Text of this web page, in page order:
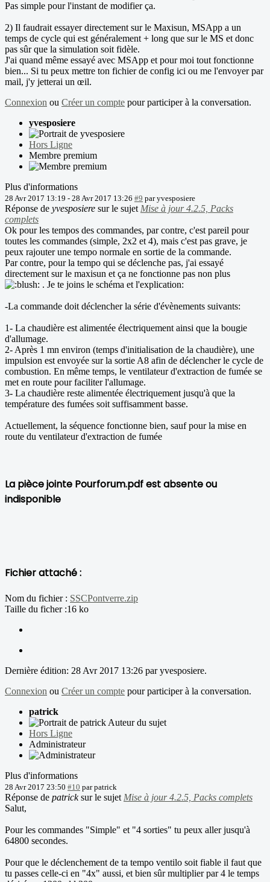
Pas simple pour l'instant de modifier ça.
2) Il faudrait essayer directement sur le Maxisun, MSApp a un
temps de cycle qui est généralement + long que sur le MS et donc
pas sûr que la simulation soit fidèle.
J'ai quand même essayé avec MSApp et pour moi tout fonctionne
bien... Si tu peux mettre ton fichier de config ici ou me l'envoyer par
mail, j'y jetterai un œil.
Connexion ou Créer un compte pour participer à la conversation.
yvesposiere
Hors Ligne
Membre premium
Plus d'informations
28 Avr 2017 13:19 - 28 Avr 2017 13:26 #9 paryvesposiere
Réponse de yvesposiere sur le sujet Mise à jour 4.2.5, Packs
complets
Ok pour les tempos des commandes, par contre, c'est pareil pour
toutes les commandes (simple, 2x2 et 4), mais c'est pas grave, je
peux rajouter une tempo normale en sortie de la commande.
Par contre, pour la tempo qui se déclenche pas, j'ai essayé
directement sur le maxisun et ça ne fonctionne pas non plus
. Je te joins le schéma et l'explication:
-La commande doit déclencher la série d'évènements suivants:
1- La chaudière est alimentée électriquement ainsi que la bougie
d'allumage.
2- Après 1 mn environ (temps d'initialisation de la chaudière), une
impulsion est envoyée sur la sortie A8 afin de déclencher le cycle de
combustion. En même temps, le ventilateur d'extraction de fumée se
met en route pour faciliter l'allumage.
3- La chaudière reste alimentée électriquement jusqu'à que la
température des fumées soit suffisamment basse.
Actuellement, la séquence fonctionne bien, sauf pour la mise en
route du ventilateur d'extraction de fumée
La pièce jointe Pourforum.pdf est absente ou
indisponible
Fichier attaché :
Nom du fichier : SSCPontverre.zip
Taille du ficher :16 ko
Dernière édition: 28 Avr 2017 13:26 paryvesposiere.
Connexion ou Créer un compte pour participer à la conversation.
patrick
Auteur du sujet
Hors Ligne
Administrateur
Plus d'informations
28 Avr 2017 23:50 #10 parpatrick
Réponse de patricksur le sujet Mise à jour 4.2.5, Packs complets
Salut,
Pour les commandes "Simple" et "4 sorties" tu peux aller jusqu'à
64800 secondes.
Pour que le déclenchement de ta tempo ventilo soit fiable il faut que
tu passes celle-ci en "4x" aussi, et bien sûr multiplier par 4 le temps